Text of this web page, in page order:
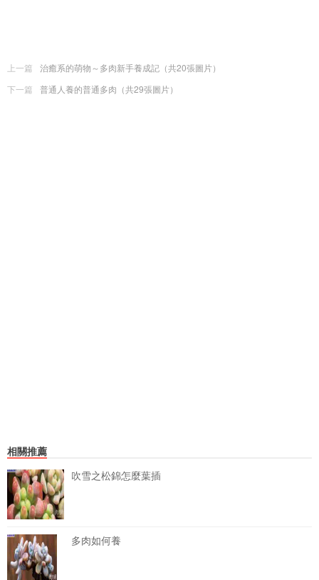
上一篇
治癒系的萌物～多肉新手養成記（共20張圖片）
下一篇
普通人養的普通多肉（共29張圖片）
相關推薦
吹雪之松錦怎麼葉插
多肉如何養